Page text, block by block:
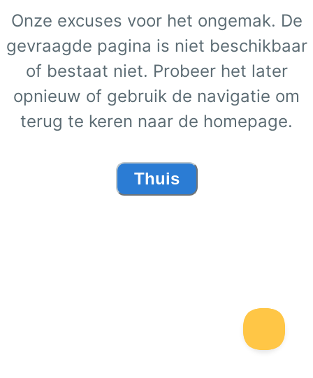
Onze excuses voor het ongemak. De
gevraagde pagina is niet beschikbaar
of bestaat niet. Probeer het later
opnieuw of gebruik de navigatie om
terug te keren naar de homepage.
Thuis